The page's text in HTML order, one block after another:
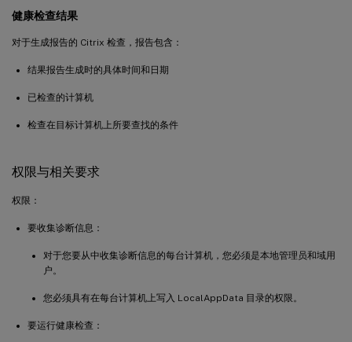
健康检查结果
对于生成报告的 Citrix 检查，报告包含：
结果报告生成时的具体时间和日期
已检查的计算机
检查在目标计算机上所要查找的条件
权限与相关要求
权限：
要收集诊断信息：
对于您要从中收集诊断信息的每台计算机，您必须是本地管理员和域用
户。
您必须具有在每台计算机上写入 LocalAppData 目录的权限。
要运行健康检查：